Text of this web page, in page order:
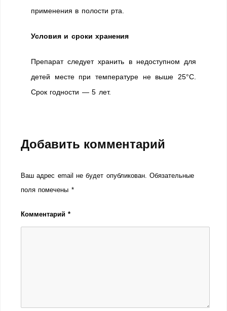
применения в полости рта.
Условия и сроки хранения
Препарат следует хранить в недоступном для
детей месте при температуре не выше 25°C.
Срок годности — 5 лет.
Добавить комментарий
Ваш адрес email не будет опубликован. Обязательные
поля помечены *
Комментарий*